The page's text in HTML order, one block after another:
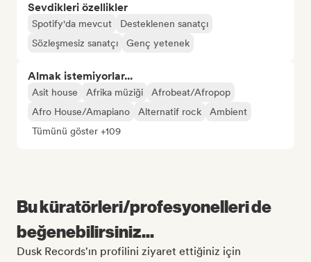
Sevdikleri özellikler
Spotify'da mevcut
Desteklenen sanatçı
Sözleşmesiz sanatçı
Genç yetenek
Almak istemiyorlar...
Asit house Afrika müziği
Afrobeat/Afropop
Afro House/Amapiano
Alternatif rock
Ambient
Tümünü göster +109
Bu küratörleri/profesyonelleri de
beğenebilirsiniz...
Dusk Records'ın profilini ziyaret ettiğiniz için